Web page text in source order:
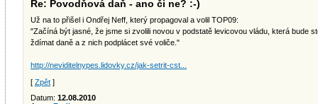
Re: Povodňová daň - ano či ne? :-)
Už na to přišel i Ondřej Neff, který propagoval a volil TOP09:
"Začíná být jasné, že jsme si zvolili novou v podstatě levicovou vládu, která bude
ždímat daně a z nich podplácet své voliče."
http://neviditelnypes.lidovky.cz/jak-setrit-cst...
[ Zpět ]
Datum: 12.08.2010